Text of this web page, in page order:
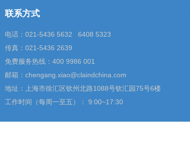
联系方式
电话：021-5436 5632 6408 5323
传真：021-5436 2639
免费服务热线：400 9986 001
邮箱：chengang.xiao@claindchina.com
地址：上海市徐汇区钦州北路1088号钦汇园75号6楼
工作时间（每周一至五）： 9:00~17:30